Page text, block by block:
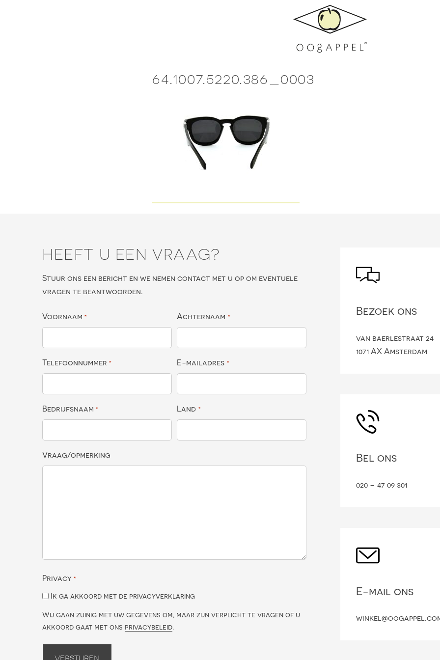
64.1007.5220.386_0003
HEEFT U EEN VRAAG?
Stuur ons een bericht en we nemen contact met u op om eventuele
vragen te beantwoorden.
Voornaam * Achternaam *
Telefoonnummer * E-mailadres *
Bedrijfsnaam * Land *
Vraag/opmerking
Privacy *
Ik ga akkoord met de privacyverklaring
Wij gaan zuinig met uw gegevens om, maar zijn verplicht te vragen of u
akkoord gaat met ons privacybeleid.
Bezoek ons
van baerlestraat 24
1071 AX Amsterdam
Bel ons
020 – 47 09 301
E-mail ons